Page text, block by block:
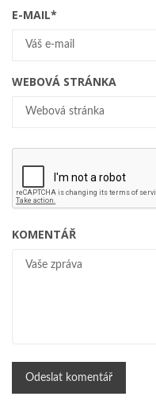
E-MAIL*
WEBOVÁ STRÁNKA
KOMENTÁŘ